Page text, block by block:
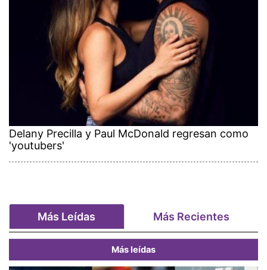
Delany Precilla y Paul McDonald regresan como
'youtubers'
Más Leídas Más Recientes
Más leídas